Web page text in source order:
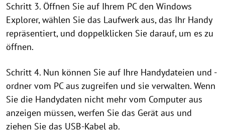
Schritt 3. Öffnen Sie auf Ihrem PC den Windows
Explorer, wählen Sie das Laufwerk aus, das Ihr Handy
repräsentiert, und doppelklicken Sie darauf, um es zu
öffnen.
Schritt 4. Nun können Sie auf Ihre Handydateien und -
ordner vom PC aus zugreifen und sie verwalten. Wenn
Sie die Handydaten nicht mehr vom Computer aus
anzeigen müssen, werfen Sie das Gerät aus und
ziehen Sie das USB-Kabel ab.